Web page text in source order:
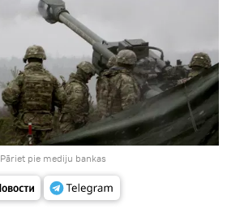
Pāriet pie mediju bankas